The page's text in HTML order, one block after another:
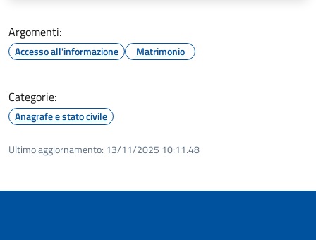
Argomenti:
Accesso all'informazione Matrimonio
Categorie:
Anagrafe e stato civile
Ultimo aggiornamento: 13/11/2025 10:11.48